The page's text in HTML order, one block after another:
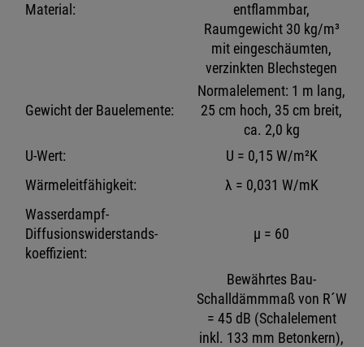
Material:
entflammbar,
Raumgewicht 30 kg/m³
mit eingeschäumten,
verzinkten Blechstegen
Gewicht der Bauelemente:
Normalelement: 1 m lang,
25 cm hoch, 35 cm breit,
ca. 2,0 kg
U-Wert:
U = 0,15 W/m²K
Wärmeleitfähigkeit:
λ = 0,031 W/mK
Wasserdampf-
Diffusionswiderstands-
koeffizient:
μ = 60
Bewährtes Bau-
Schalldämmmaß von R´W
= 45 dB (Schalelement
inkl. 133 mm Betonkern),